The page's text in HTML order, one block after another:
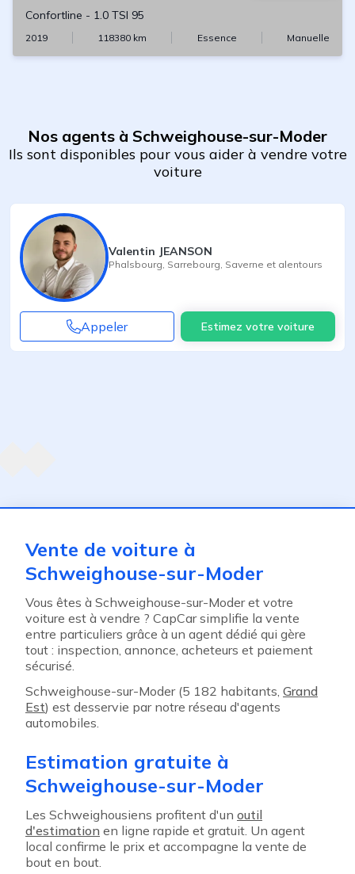
Confortline - 1.0 TSI 95
2019 118380 km Essence Manuelle
Nos agents à Schweighouse-sur-Moder
Ils sont disponibles pour vous aider à vendre votre
voiture
Valentin JEANSON
Phalsbourg Sarrebourg Saverne et alentours
Appeler Estimez votre voiture
Vente de voiture à
Schweighouse-sur-Moder
Vous êtes à Schweighouse-sur-Moder et votre
voiture est à vendre ? CapCar simplifie la vente
entre particuliers grâce à un agent dédié qui gère
tout : inspection, annonce, acheteurs et paiement
sécurisé.
Schweighouse-sur-Moder (5 182 habitants, Grand
Est) est desservie par notre réseau d'agents
automobiles.
Estimation gratuite à
Schweighouse-sur-Moder
Les Schweighousiens profitent d'un outil
d'estimation en ligne rapide et gratuit. Un agent
local confirme le prix et accompagne la vente de
bout en bout.